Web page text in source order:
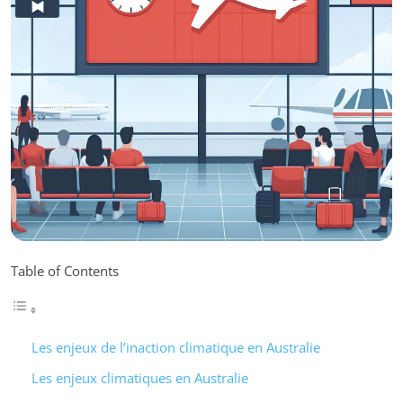
Table of Contents
Les enjeux de l’inaction climatique en Australie
Les enjeux climatiques en Australie